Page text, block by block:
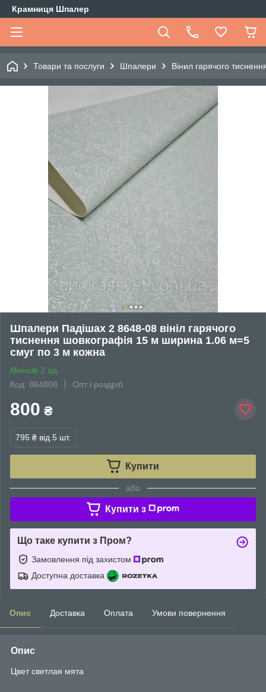
Крамниця Шпалер
Товари та послуги Шпалери Вінил гарячого
Шпалери Падішах 2 8648-08 вініл гарячого
тиснення шовкографія 15 м ширина 1.06 м=5
смуг по 3 м кожна
Менше 2 од.
Код: 864808
Опт і роздріб
800 ₴
795 ₴ від 5 шт.
Купити
або
Купити з
Що таке купити з Пром?
Замовлення під захистом
Доступна доставка
Опис Доставка Оплата Умови повернення
Опис
Цвет светлая мята